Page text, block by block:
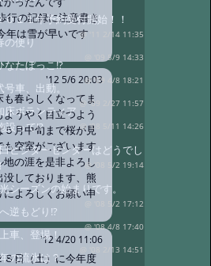
行の記録に注意書き
年は雪が早いです
'12 5/6 20:03
春らしくなってま
うやく目立つよう
月中旬まで桜が見
空室がございます
の涯を是非よろし
しております、熊
よろしくお願い申
'12 4/20 11:06
日（土）に今年度
０１１年予約受付開始！！
@ '11 2/14 11:35
の便り
@ '09 5/9 14:33
なたぼっこ!?
@ '09 4/8 18:21
号車、出動。
@ '09 2/27 11:57
床ボランティア
設って!?
@ '08 5/11 14:26
ビジターセンターはどうでし
@ '08 5/2 19:14
シーズンの始まりです。
@ '08 5/2 17:12
逆もどり!?
@ '08 4/8 17:40
車、登場！
@ '08 2/13 14:51
の流氷は？